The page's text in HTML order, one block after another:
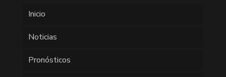
Inicio
Noticias
Pronósticos